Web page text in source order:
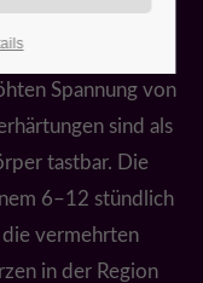
Sympatikotonus
ein
Spannung von
sind als
tastbar. Die
6–12 stündlich
vermehrten
in der Region